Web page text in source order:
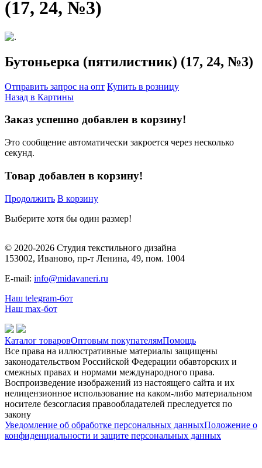
(17, 24, №3)
Бутоньерка (пятилистник) (17, 24, №3)
Отправить запрос на опт Купить в розницу
Назад в Картины
Заказ успешно добавлен в корзину!
Это сообщение автоматически закроется через несколько
секунд.
Товар добавлен в корзину!
Продолжить В корзину
Выберите хотя бы один размер!
© 2020-2026 Студия текстильного дизайна
153002, Иваново, пр-т Ленина, 49, пом. 1004
E-mail: info@midavaneri.ru
Наш telegram-бот
Наш max-бот
Каталог товаровОптовым покупателямПомощь
Все права на иллюстративные материалы защищены
законодательством Российской Федерации обавторских и
смежных правах и нормами международного права.
Воспроизведение изображений из настоящего сайта и их
нелицензионное использование на каком-либо материальном
носителе безсогласия правообладателей преследуется по
закону
Уведомление об обработке персональных данныхПоложение о
конфиденциальности и защите персональных данных